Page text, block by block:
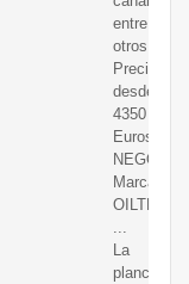
entre
otros.
Precio
desde
4350
Euros
Marca
OILTECH.
La
plancha